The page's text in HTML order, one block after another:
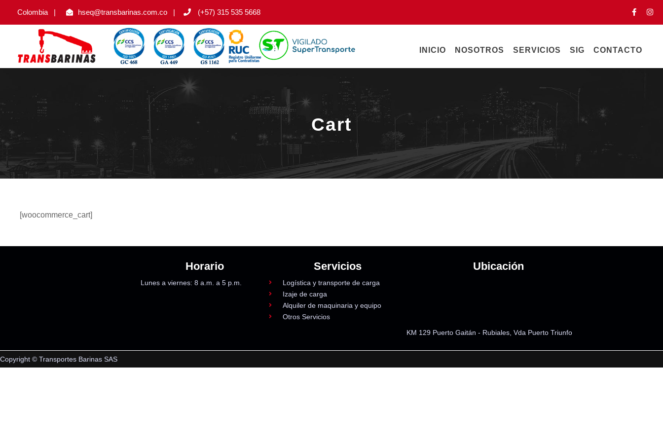
Colombia | hseq@transbarinas.com.co | (+57) 315 535 5668
INICIO NOSOTROS SERVICIOS SIG CONTACTO
Cart
[woocommerce_cart]
Horario
Lunes a viernes: 8 a.m. a 5 p.m.
Servicios
Logística y transporte de carga
Izaje de carga
Alquiler de maquinaria y equipo
Otros Servicios
Ubicación
KM 129 Puerto Gaitán - Rubiales, Vda Puerto Triunfo
Copyright © Transportes Barinas SAS